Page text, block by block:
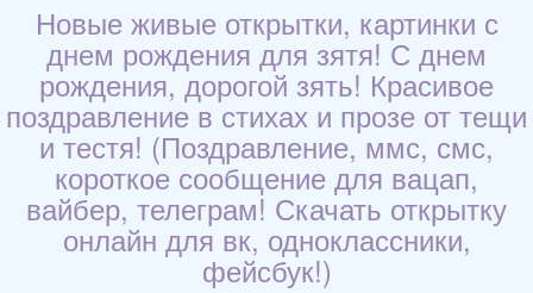
Новые живые открытки, картинки с
днем рождения для зятя! С днем
рождения, дорогой зять! Красивое
поздравление в стихах и прозе от тещи
и тестя! (Поздравление, ммс, смс,
короткое сообщение для вацап,
вайбер, телеграм! Скачать открытку
онлайн для вк, одноклассники,
фейсбук!)